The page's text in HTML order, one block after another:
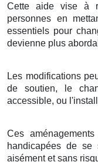
Cette aide vise à
personnes en
essentiels pour
devienne plus
Les modifications
de soutien, le
accessible, ou
Ces
handicapées de
aisément et sans